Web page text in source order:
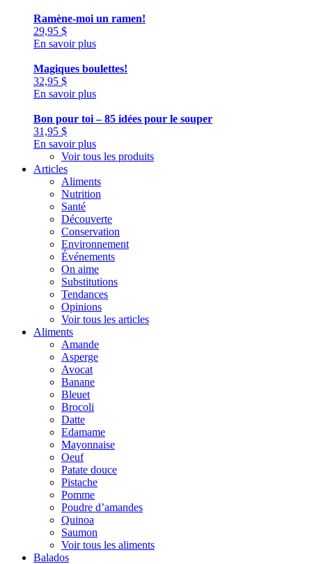
Ramène-moi un ramen!
29,95 $
En savoir plus
Magiques boulettes!
32,95 $
En savoir plus
Bon pour toi – 85 idées pour le souper
31,95 $
En savoir plus
Voir tous les produits
Articles
Aliments
Nutrition
Santé
Découverte
Conservation
Environnement
Événements
On aime
Substitutions
Tendances
Opinions
Voir tous les articles
Aliments
Amande
Asperge
Avocat
Banane
Bleuet
Brocoli
Datte
Edamame
Mayonnaise
Oeuf
Patate douce
Pistache
Pomme
Poudre d’amandes
Quinoa
Saumon
Voir tous les aliments
Balados